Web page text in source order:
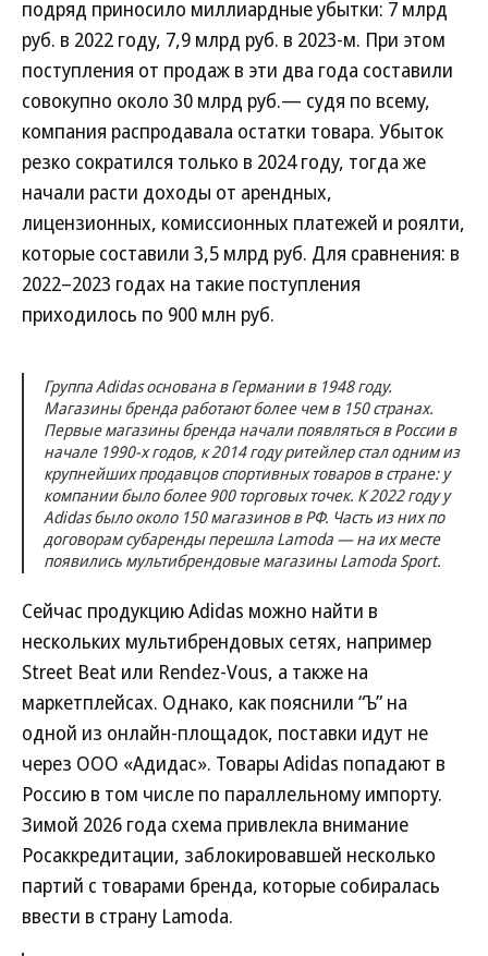
подряд приносило миллиардные убытки: 7 млрд
руб. в 2022 году, 7,9 млрд руб. в 2023-м. При этом
поступления от продаж в эти два года составили
совокупно около 30 млрд руб.— судя по всему,
компания распродавала остатки товара. Убыток
резко сократился только в 2024 году, тогда же
начали расти доходы от арендных,
лицензионных, комиссионных платежей и роялти,
которые составили 3,5 млрд руб. Для сравнения: в
2022–2023 годах на такие поступления
приходилось по 900 млн руб.
Группа Adidas основана в Германии в 1948 году.
Магазины бренда работают более чем в 150 странах.
Первые магазины бренда начали появляться в России в
начале 1990-х годов, к 2014 году ритейлер стал одним из
крупнейших продавцов спортивных товаров в стране: у
компании было более 900 торговых точек. К 2022 году у
Adidas было около 150 магазинов в РФ. Часть из них по
договорам субаренды перешла Lamoda — на их месте
появились мультибрендовые магазины Lamoda Sport.
Сейчас продукцию Adidas можно найти в
нескольких мультибрендовых сетях, например
Street Beat или Rendez-Vous, а также на
маркетплейсах. Однако, как пояснили “Ъ” на
одной из онлайн-площадок, поставки идут не
через ООО «Адидас». Товары Adidas попадают в
Россию в том числе по параллельному импорту.
Зимой 2026 года схема привлекла внимание
Росаккредитации, заблокировавшей несколько
партий с товарами бренда, которые собиралась
ввести в страну Lamoda.